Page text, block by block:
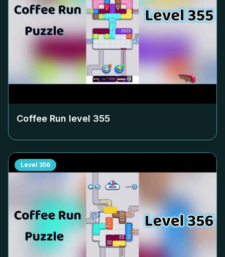
Coffee Run level 355
Level 356